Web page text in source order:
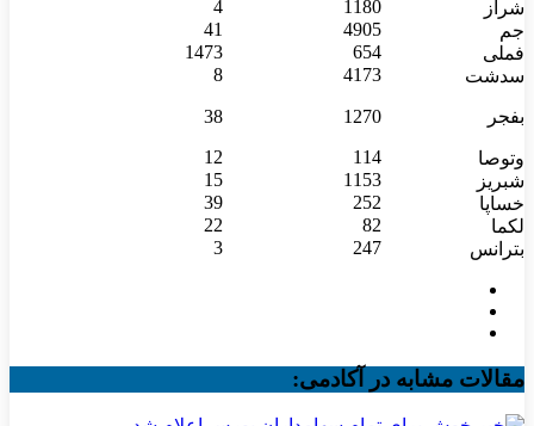
شراز 1180
4
جم
4905
41
فملی
654
1473
سدشت
4173
8
بفجر 1270
38
وتوصا 114
12
شبریز
1153
15
خساپا
252
39
لکما
82
22
بترانس
247
3
مقالات مشابه در آکادمی: